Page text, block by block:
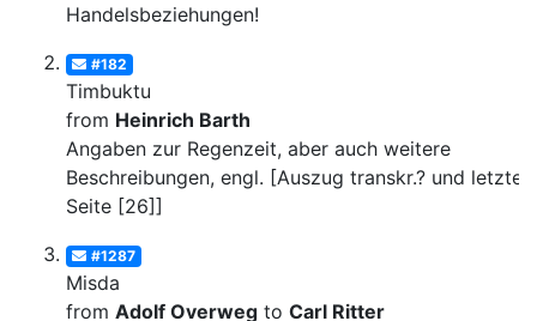
Handelsbeziehungen!
#182
Timbuktu
from Heinrich Barth
Angaben zur Regenzeit, aber auch weitere
Beschreibungen, engl. [Auszug transkr.? und letzte
Seite [26]]
#1287
Misda
from Adolf Overweg to Carl Ritter